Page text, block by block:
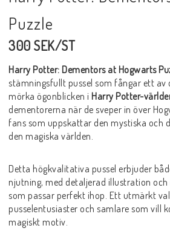
Puzzle
300 SEK/ST
Harry Potter: Dementors at Hogwarts
stämningsfullt pussel som fångar ett av
mörka ögonblicken i Harry Potter-
dementorerna när de sveper in över
fans som uppskattar den mystiska och
den magiska världen.
Detta högkvalitativa pussel erbjuder
njutning, med detaljerad illustration
som passar perfekt ihop. Ett utmärkt
pusselentusiaster och samlare som vill
magiskt motiv.